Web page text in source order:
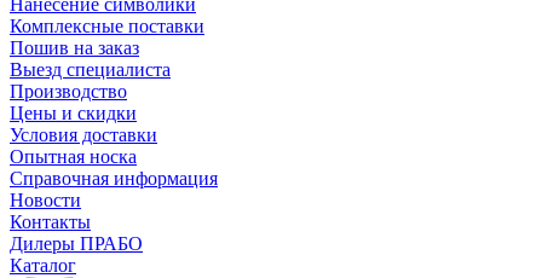
Нанесение символики
Комплексные поставки
Пошив на заказ
Выезд специалиста
Производство
Цены и скидки
Условия доставки
Опытная носка
Справочная информация
Новости
Контакты
Дилеры ПРАБО
Каталог